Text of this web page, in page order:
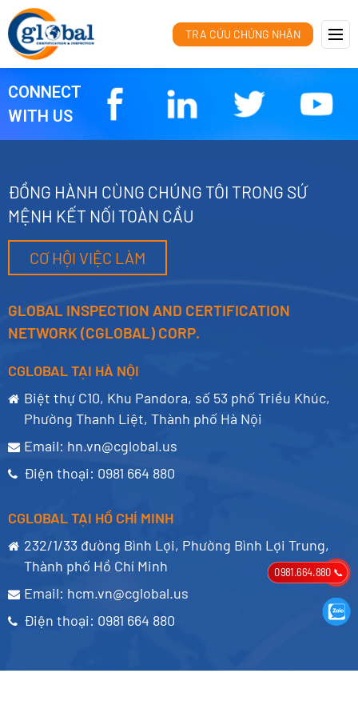
TRA CỨU CHỨNG NHẬN
CONNECT
WITH US
ĐỒNG HÀNH CÙNG CHÚNG TÔI TRONG SỨ
MỆNH KẾT NỐI TOÀN CẦU
CƠ HỘI VIỆC LÀM
GLOBAL INSPECTION AND CERTIFICATION
NETWORK (CGLOBAL) CORP.
CGLOBAL TẠI HÀ NỘI
Biệt thự C10, Khu Pandora, số 53 phố Triều Khúc,
Phường Thanh Liệt, Thành phố Hà Nội
Email: hn.vn@cglobal.us
Điện thoại: 0981 664 880
CGLOBAL TẠI HỒ CHÍ MINH
232/1/33 đường Bình Lợi, Phường Bình Lợi Trung,
Thành phố Hồ Chí Minh
Email: hcm.vn@cglobal.us
Điện thoại: 0981 664 880
0981.664.880 📞